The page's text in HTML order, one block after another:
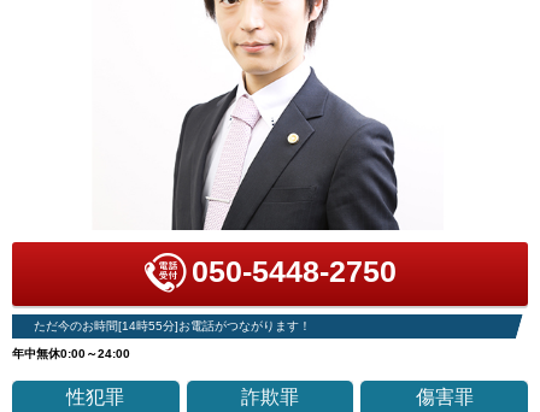
050-5448-2750
ただ今のお時間[14時55分]お電話がつながります！
年中無休0:00～24:00
性犯罪 詐欺罪 傷害罪